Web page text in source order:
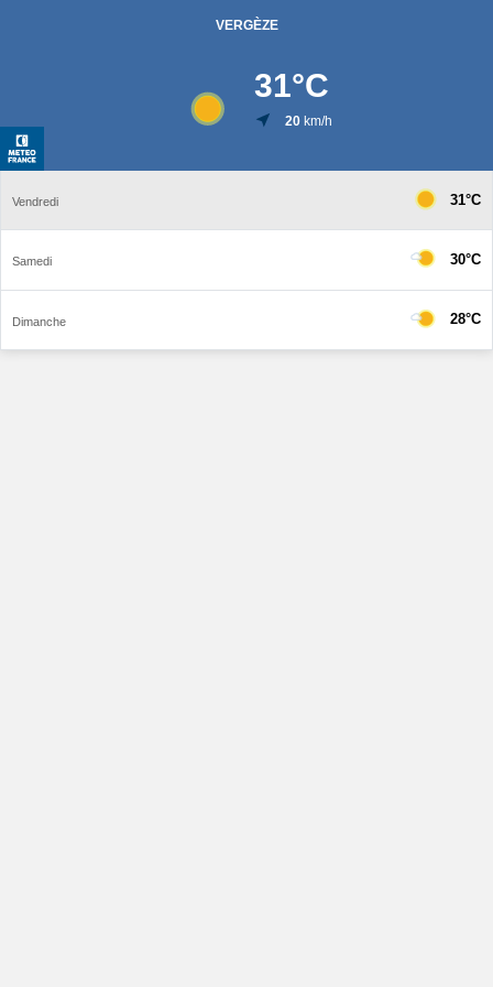
VERGÈZE
31°C
20km/h
Vendredi 31°C
Samedi 30°C
Dimanche 28°C